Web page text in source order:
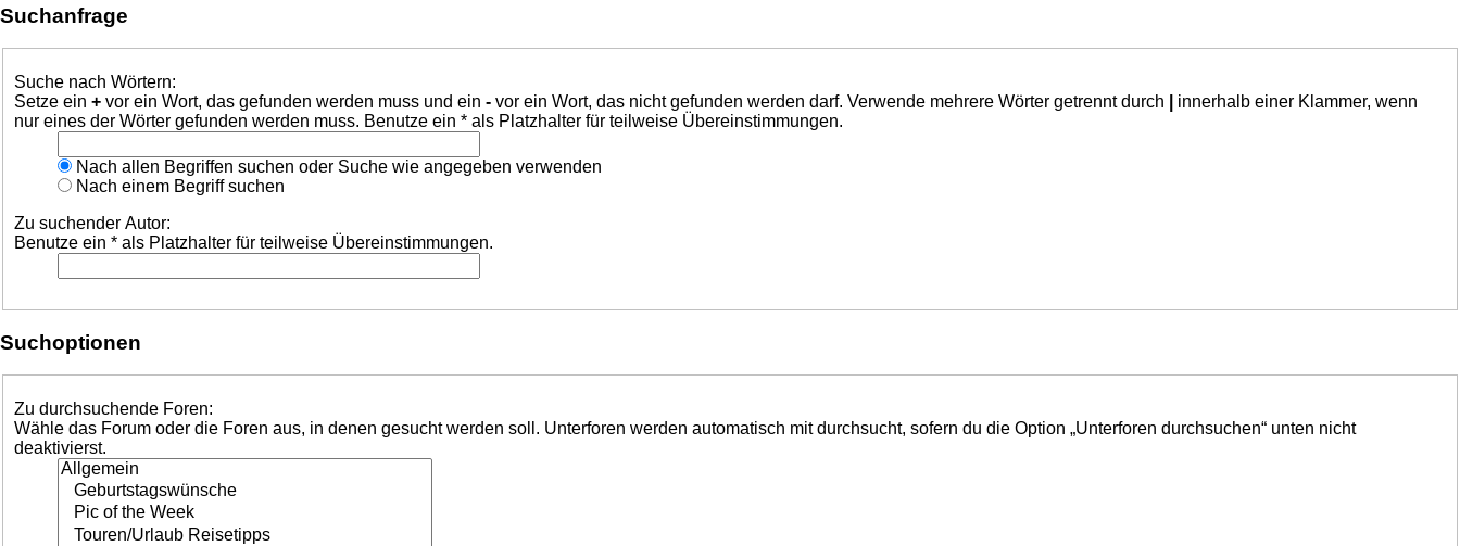
Suchanfrage
Suche nach Wörtern:
Setze ein + vor ein Wort, das gefunden werden muss und ein - vor ein Wort, das nicht gefunden werden darf. Verwende mehrere Wörter getrennt durch
innerhalb einer Klammer, wenn
nur eines der Wörter gefunden werden muss. Benutze ein * als Platzhalter für teilweise Übereinstimmungen.
Nach allen Begriffen suchen oder Suche wie angegeben verwenden
Nach einem Begriff suchen
Zu suchender Autor:
Benutze ein * als Platzhalter für teilweise Übereinstimmungen.
Suchoptionen
Zu durchsuchende Foren:
Wähle das Forum oder die Foren aus, in denen gesucht werden soll. Unterforen werden automatisch mit durchsucht, sofern du die Option „Unterforen durchsuchen“ unten nicht
deaktivierst.